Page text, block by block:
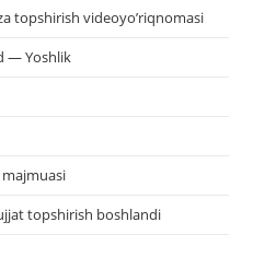
topshirish videoyo’riqnomasi
— Yoshlik
majmuasi
topshirish boshlandi